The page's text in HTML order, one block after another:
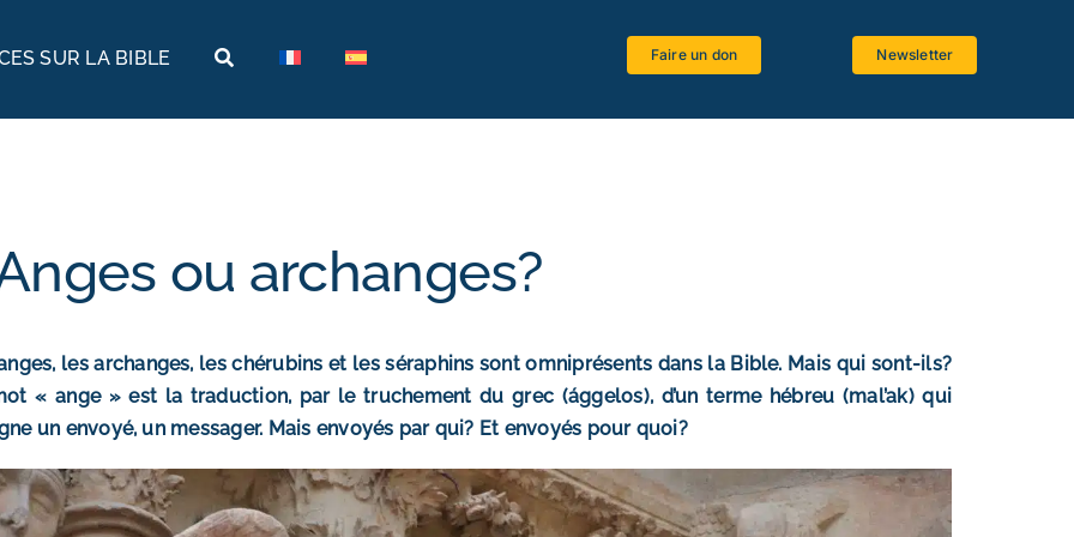
SUR LA BIBLE
Géographie Égypte
Israël
Jordanie
Turquie
La Bible et le Magistère
Faire un don Newsletter
ou archanges?
les archanges, les chérubins et les séraphins sont omniprésents dans la Bible. Mais qui sont-ils?
« ange » est la traduction, par le truchement du grec (ággelos), d’un terme hébreu (mal’ak) qui
un envoyé, un messager. Mais envoyés par qui? Et envoyés pour quoi?